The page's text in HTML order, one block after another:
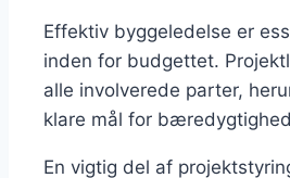
Effektiv byggeledelse er
inden for budgettet.
alle involverede parter,
klare mål for
En vigtig del af